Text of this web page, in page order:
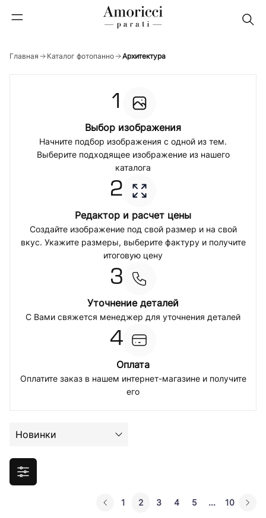
Главная Каталог фотопанно Архитектура
1
Выбор изображения
Начните подбор изображения с одной из тем.
Выберите подходящее изображение из нашего
каталога
2
Редактор и расчет цены
Создайте изображение под свой размер и на свой
вкус. Укажите размеры, выберите фактуру и получите
итоговую цену
3
Уточнение деталей
С Вами свяжется менеджер для уточнения деталей
4
Оплата
Оплатите заказ в нашем интернет-магазине и получите
его
Новинки
1 2 3 4 5 ... 10